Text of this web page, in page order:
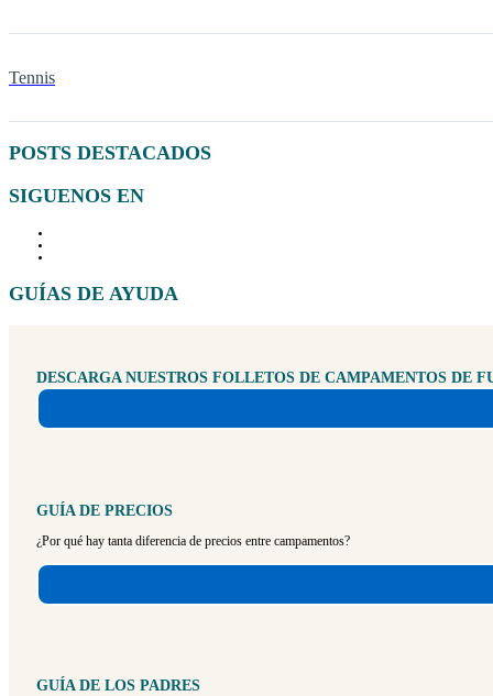
Tennis
POSTS DESTACADOS
SIGUENOS EN
GUÍAS DE AYUDA
DESCARGA NUESTROS FOLLETOS DE CAMPAMENTOS DE
GUÍA DE PRECIOS
¿Por qué hay tanta diferencia de precios entre campamentos?
GUÍA DE LOS PADRES